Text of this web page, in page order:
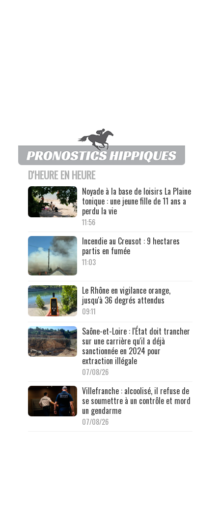
D'HEURE EN HEURE
Noyade à la base de loisirs La Plaine
tonique : une jeune fille de 11 ans a
perdu la vie
11:56
Incendie au Creusot : 9 hectares
partis en fumée
11:03
Le Rhône en vigilance orange,
jusqu'à 36 degrés attendus
09:11
Saône-et-Loire : l'État doit trancher
sur une carrière qu'il a déjà
sanctionnée en 2024 pour
extraction illégale
07/08/26
Villefranche : alcoolisé, il refuse de
se soumettre à un contrôle et mord
un gendarme
07/08/26